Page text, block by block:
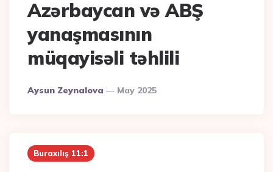
Azərbaycan və ABŞ
yanaşmasının
müqayisəli təhlili
Posted
By
Aysun Zeynalova May 2025
Buraxılış 11:1